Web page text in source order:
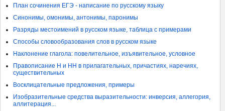
План сочинения ЕГЭ - написание по русскому языку
Синонимы, омонимы, антонимы, паронимы
Разряды местоимений в русском языке, таблица с примерами
Способы словообразования слов в русском языке
Наклонение глагола: повелительное, изъявительное, условное
Правописание Н и НН в прилагательных, причастиях, наречиях,
существительных
Восклицательные предложения, примеры
Изобразительные средства выразительности: инверсия, аллегория,
аллитерация...